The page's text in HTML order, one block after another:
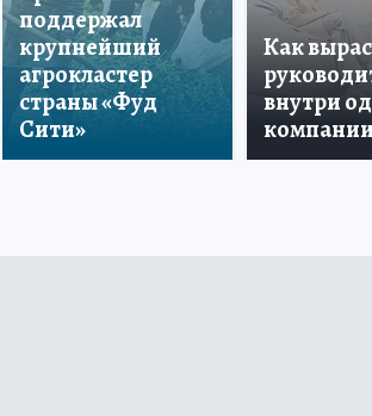
поддержал
крупнейший
агрокластер
страны «Фуд
Сити»
Как
внутри